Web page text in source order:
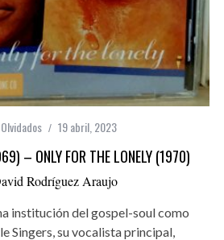
19 abril, 2023
– ONLY FOR THE LONELY (1970)
Rodríguez Araujo
institución del gospel-soul como
Singers, su vocalista principal,